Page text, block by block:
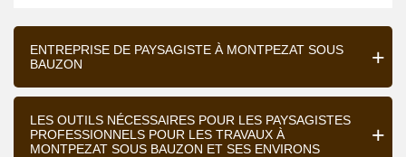
ENTREPRISE DE PAYSAGISTE À MONTPEZAT SOUS
BAUZON
LES OUTILS NÉCESSAIRES POUR LES PAYSAGISTES
PROFESSIONNELS POUR LES TRAVAUX À
MONTPEZAT SOUS BAUZON ET SES ENVIRONS